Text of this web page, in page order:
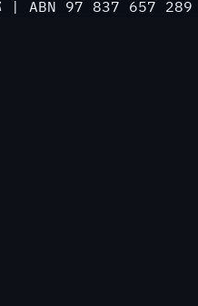
| ABN 97 837 657 289